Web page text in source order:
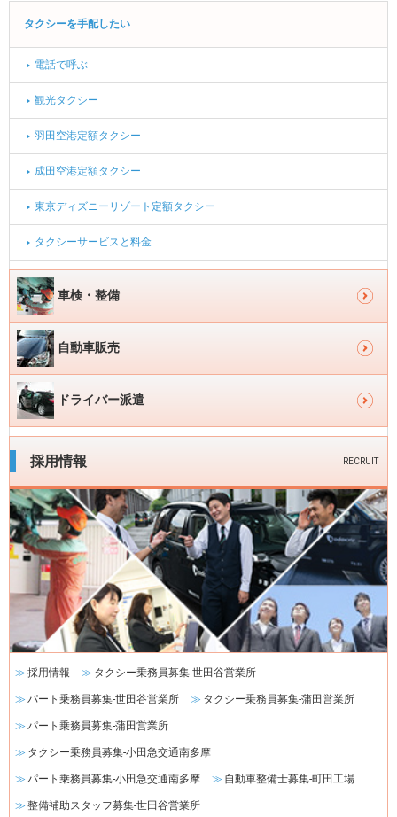
下
ビ
ー
ン
タクシーを手配したい
電話で呼ぶ
観光タクシー
羽田空港定額タクシー
成田空港定額タクシー
東京ディズニーリゾート定額タクシー
タクシーサービスと料金
サ
イ
ド
メ
イ
ン
ビ
ゲ
ー
ョ
車検・整備
自動車販売
ドライバー派遣
採用情報 RECRUIT
採用情報 タクシー乗務員募集-世田谷営業所
パート乗務員募集-世田谷営業所 タクシー乗務員募集-蒲田営業所
パート乗務員募集-蒲田営業所
タクシー乗務員募集-小田急交通南多摩
パート乗務員募集-小田急交通南多摩 自動車整備士募集-町田工場
整備補助スタッフ募集-世田谷営業所